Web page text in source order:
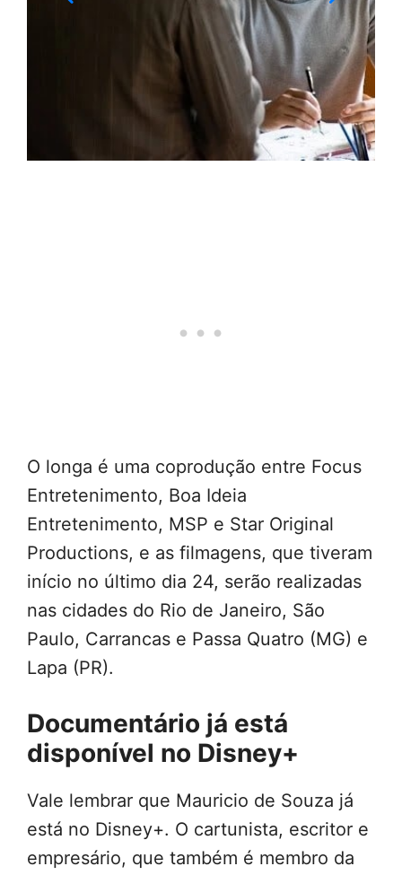
O longa é uma coprodução entre Focus
Entretenimento, Boa Ideia
Entretenimento, MSP e Star Original
Productions, e as filmagens, que tiveram
início no último dia 24, serão realizadas
nas cidades do Rio de Janeiro, São
Paulo, Carrancas e Passa Quatro (MG) e
Lapa (PR).
Documentário já está
disponível no Disney+
Vale lembrar que Mauricio de Souza já
está no Disney+. O cartunista, escritor e
empresário, que também é membro da